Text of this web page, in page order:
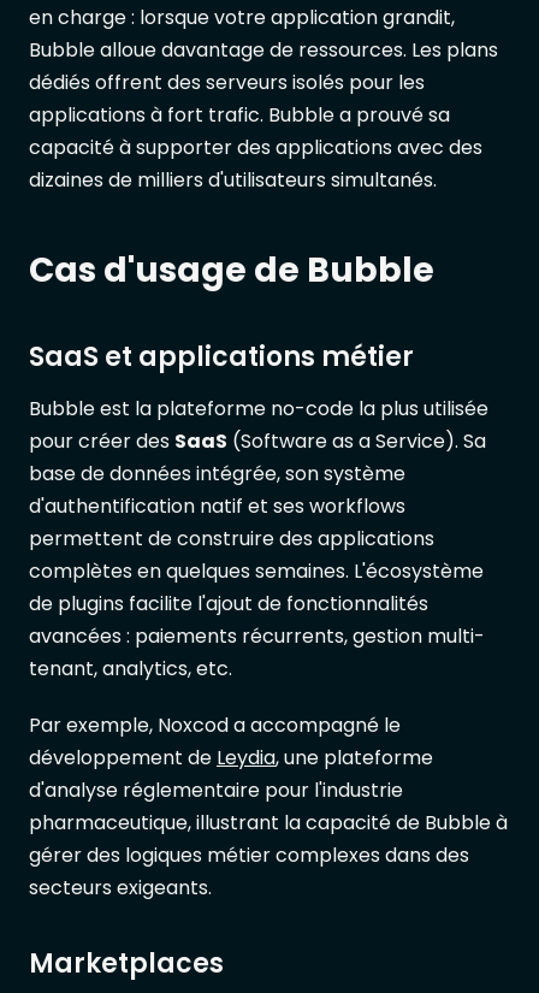
en charge : lorsque votre application grandit,
Bubble alloue davantage de ressources. Les plans
dédiés offrent des serveurs isolés pour les
applications à fort trafic. Bubble a prouvé sa
capacité à supporter des applications avec des
dizaines de milliers d'utilisateurs simultanés.
Cas d'usage de Bubble
SaaS et applications métier
Bubble est la plateforme no-code la plus utilisée
pour créer des SaaS (Software as a Service). Sa
base de données intégrée, son système
d'authentification natif et ses workflows
permettent de construire des applications
complètes en quelques semaines. L'écosystème
de plugins facilite l'ajout de fonctionnalités
avancées : paiements récurrents, gestion multi-
tenant, analytics, etc.
Par exemple, Noxcod a accompagné le
développement de Leydia, une plateforme
d'analyse réglementaire pour l'industrie
pharmaceutique, illustrant la capacité de Bubble à
gérer des logiques métier complexes dans des
secteurs exigeants.
Marketplaces